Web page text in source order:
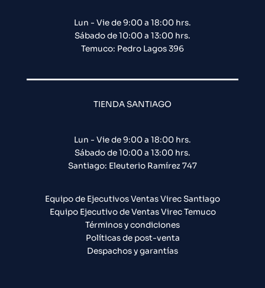
Lun - Vie de 9:00 a 18:00 hrs.
Sábado de 10:00 a 13:00 hrs.
Temuco: Pedro Lagos 396
TIENDA SANTIAGO
Lun - Vie de 9:00 a 18:00 hrs.
Sábado de 10:00 a 13:00 hrs.
Santiago: Eleuterio Ramírez 747​
Equipo de Ejecutivos Ventas Virec Santiago
Equipo Ejecutivo de Ventas Virec Temuco
Términos y condiciones
Políticas de post-venta
Despachos y garantías